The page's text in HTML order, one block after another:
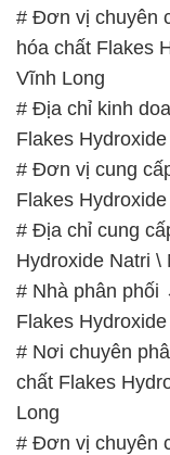
# Đơn vị chuyên
hóa chất Flakes
Vĩnh Long
# Địa chỉ kinh
Flakes
# Đơn vị cung
Flakes
# Địa chỉ cung
Hydroxide Natri \
# Nhà phân
Flakes
# Nơi chuyên
chất Flakes
Long
# Đơn vị chuyên